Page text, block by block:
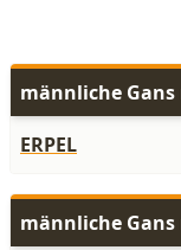
männliche
ERPEL
männliche